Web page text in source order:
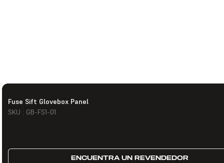
Fuse Sift Glovebox Panel
SKU : GB-FS1-01
ENCUENTRA UN REVENDEDOR